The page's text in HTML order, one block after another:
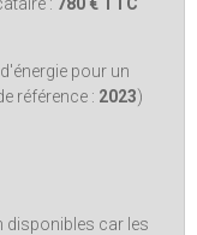
pour un
référence : 2023)
disponibles car les